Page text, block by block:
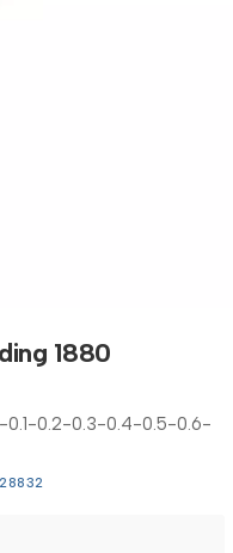
1880
0.1-0.2-0.3-0.4-0.5-0.6-